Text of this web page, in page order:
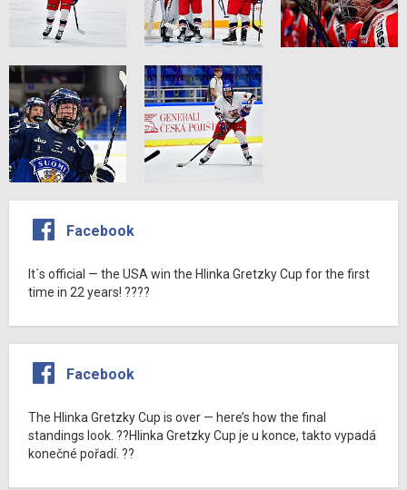
Facebook
It´s official — the USA win the Hlinka Gretzky Cup for the first
time in 22 years! ????
Facebook
The Hlinka Gretzky Cup is over — here’s how the final
standings look. ??Hlinka Gretzky Cup je u konce, takto vypadá
konečné pořadí. ??